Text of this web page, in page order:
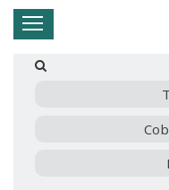
Hogar